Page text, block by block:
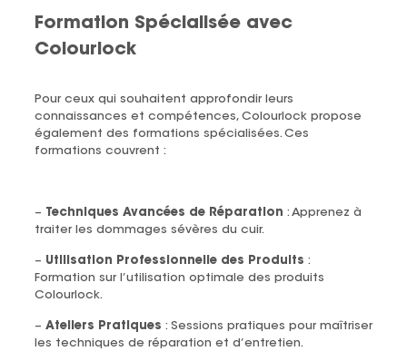
Formation Spécialisée avec
Colourlock
Pour ceux qui souhaitent approfondir leurs
connaissances et compétences, Colourlock propose
également des formations spécialisées. Ces
formations couvrent :
– Techniques Avancées de Réparation : Apprenez à
traiter les dommages sévères du cuir.
– Utilisation Professionnelle des Produits :
Formation sur l’utilisation optimale des produits
Colourlock.
– Ateliers Pratiques : Sessions pratiques pour maîtriser
les techniques de réparation et d’entretien.